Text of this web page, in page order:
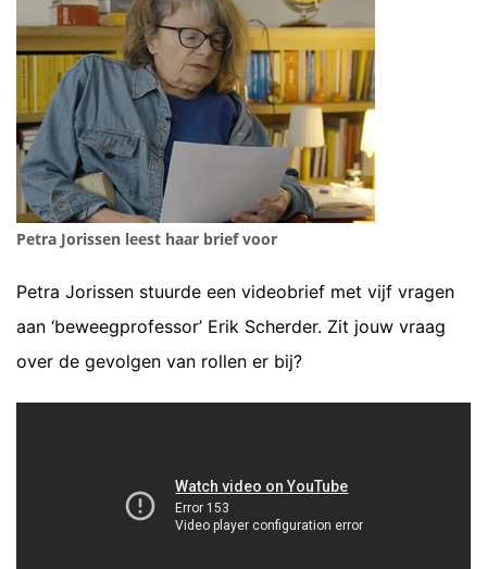
Petra Jorissen leest haar brief voor
Petra Jorissen stuurde een videobrief met vijf vragen
aan ‘beweegprofessor’ Erik Scherder. Zit jouw vraag
over de gevolgen van rollen er bij?